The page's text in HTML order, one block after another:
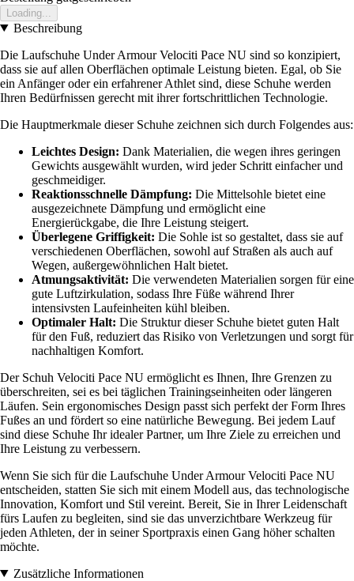
Loading...
Beschreibung
Die Laufschuhe Under Armour Velociti Pace NU sind so konzipiert,
dass sie auf allen Oberflächen optimale Leistung bieten. Egal, ob Sie
ein Anfänger oder ein erfahrener Athlet sind, diese Schuhe werden
Ihren Bedürfnissen gerecht mit ihrer fortschrittlichen Technologie.
Die Hauptmerkmale dieser Schuhe zeichnen sich durch Folgendes aus:
Leichtes Design: Dank Materialien, die wegen ihres geringen
Gewichts ausgewählt wurden, wird jeder Schritt einfacher und
geschmeidiger.
Reaktionsschnelle Dämpfung: Die Mittelsohle bietet eine
ausgezeichnete Dämpfung und ermöglicht eine
Energierückgabe, die Ihre Leistung steigert.
Überlegene Griffigkeit: Die Sohle ist so gestaltet, dass sie auf
verschiedenen Oberflächen, sowohl auf Straßen als auch auf
Wegen, außergewöhnlichen Halt bietet.
Atmungsaktivität: Die verwendeten Materialien sorgen für eine
gute Luftzirkulation, sodass Ihre Füße während Ihrer
intensivsten Laufeinheiten kühl bleiben.
Optimaler Halt: Die Struktur dieser Schuhe bietet guten Halt
für den Fuß, reduziert das Risiko von Verletzungen und sorgt für
nachhaltigen Komfort.
Der Schuh Velociti Pace NU ermöglicht es Ihnen, Ihre Grenzen zu
überschreiten, sei es bei täglichen Trainingseinheiten oder längeren
Läufen. Sein ergonomisches Design passt sich perfekt der Form Ihres
Fußes an und fördert so eine natürliche Bewegung. Bei jedem Lauf
sind diese Schuhe Ihr idealer Partner, um Ihre Ziele zu erreichen und
Ihre Leistung zu verbessern.
Wenn Sie sich für die Laufschuhe Under Armour Velociti Pace NU
entscheiden, statten Sie sich mit einem Modell aus, das technologische
Innovation, Komfort und Stil vereint. Bereit, Sie in Ihrer Leidenschaft
fürs Laufen zu begleiten, sind sie das unverzichtbare Werkzeug für
jeden Athleten, der in seiner Sportpraxis einen Gang höher schalten
möchte.
Zusätzliche Informationen